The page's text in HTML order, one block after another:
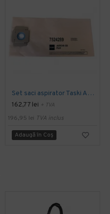
Set saci aspirator Taski Aero 8 / 15
162,77 lei + TVA
196,95 lei TVA inclus
Adaugă în Coş